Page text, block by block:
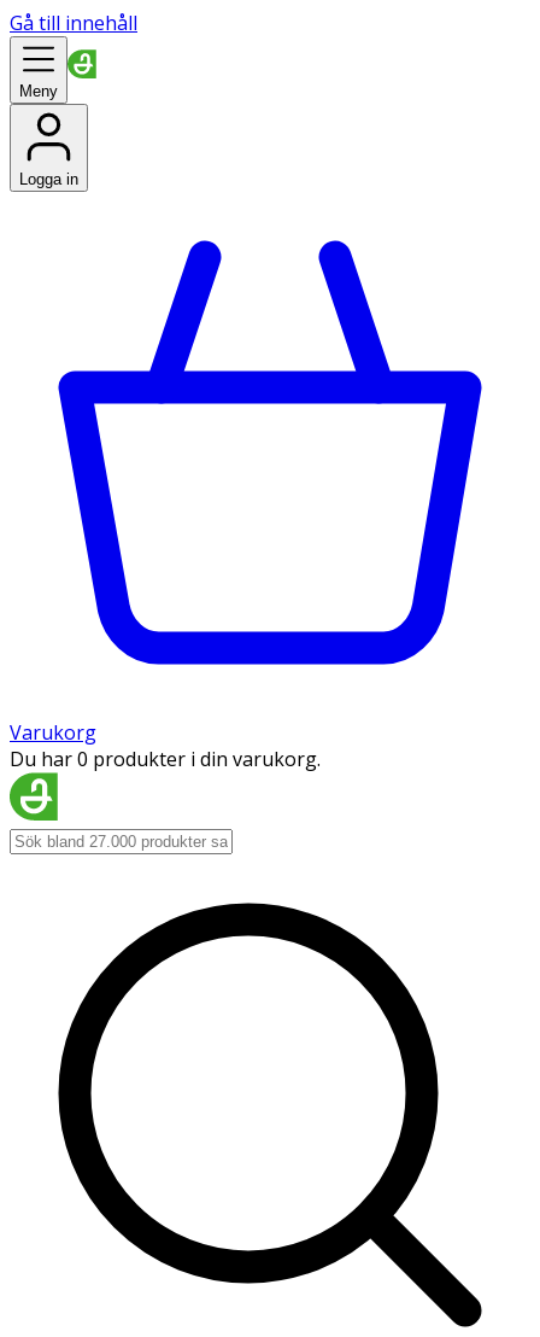
Gå till innehåll
Meny
Logga in
Varukorg
Du har 0 produkter i din varukorg.